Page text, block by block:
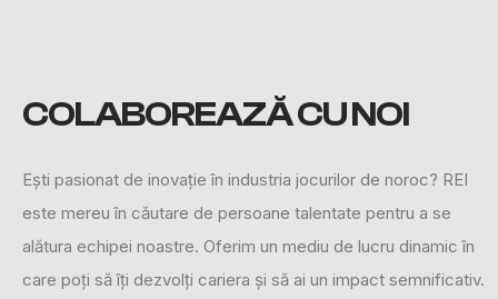
COLABOREAZĂCU NOI
Ești pasionat de inovație în industria jocurilor de noroc? REI
este mereu în căutare de persoane talentate pentru a se
alătura echipei noastre. Oferim un mediu de lucru dinamic în
care poți să îți dezvolți cariera și să ai un impact semnificativ.